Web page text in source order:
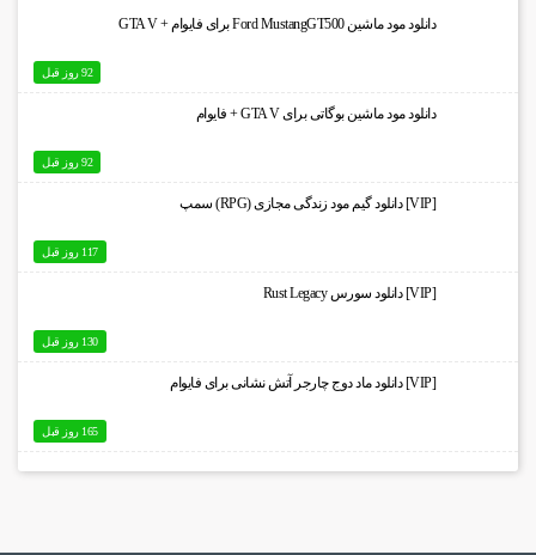
دانلود مود ماشین Ford MustangGT500 برای فایوام + GTA V
92 روز قبل
دانلود مود ماشین بوگاتی برای GTA V + فایوام
92 روز قبل
[VIP] دانلود گیم مود زندگی مجازی (RPG) سمپ
117 روز قبل
[VIP] دانلود سورس Rust Legacy
130 روز قبل
[VIP] دانلود ماد دوج چارجر آتش نشانی برای فایوام
165 روز قبل